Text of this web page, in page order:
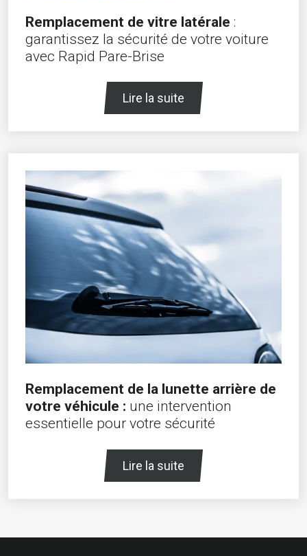
Remplacement de vitre latérale :
garantissez la sécurité de votre voiture
avec Rapid Pare-Brise
Lire la suite
Remplacement de la lunette arrière de
votre véhicule : une intervention
essentielle pour votre sécurité
Lire la suite